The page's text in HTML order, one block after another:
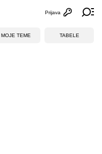
Otvori
Prijava
MOJE TEME TABELE